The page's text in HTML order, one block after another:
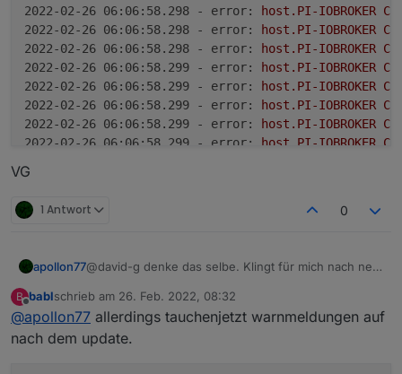
2022-02-26 06:06:58.298 - error:
host.PI-IOBROKER
2022-02-26 06:06:58.298 - error:
host.PI-IOBROKER
2022-02-26 06:06:58.298 - error:
host.PI-IOBROKER
2022-02-26 06:06:58.299 - error:
host.PI-IOBROKER
2022-02-26 06:06:58.299 - error:
host.PI-IOBROKER
2022-02-26 06:06:58.299 - error:
host.PI-IOBROKER
2022-02-26 06:06:58.299 - error:
host.PI-IOBROKER
2022-02-26 06:06:58.299 - error:
host.PI-IOBROKER
2022-02-26 06:06:58.300 - error:
2022-02-26 06:06:58.300 - error:
2022-02-26 06:06:58.300 - info:
host.PI-IOBROKER
2022-02-26 06:23:02.161 - info:
openweathermap.0
2022-02-26 06:23:03.603 - info:
2022-02-26 06:23:03.720 - info:
host.PI-IOBROKER
2022-02-26 06:23:04.548 - error:
2022-02-26 06:23:04.549 - error:
VG
1 Antwort 0
apollon77@david-g denke das selbe. Klingt für mich nach nem
im log schauen.
B
Offline
bablschrieb am 26. Feb. 2022, 08:32
zuletzt editiert von
@apollon77 allerdings tauchenjetzt warnmeldungen auf
nach dem update.